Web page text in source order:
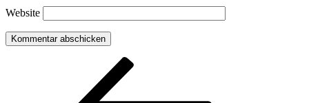
Website
Beitragsnavigation